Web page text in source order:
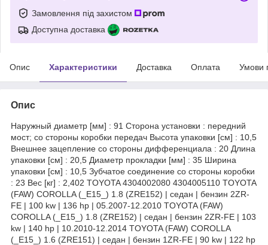
Замовлення під захистом
Доступна доставка
Опис Характеристики Доставка Оплата Умови
Опис
Наружный диаметр [мм] : 91 Сторона установки : передний
мост; со стороны коробки передач Высота упаковки [см] : 10,5
Внешнее зацепление со стороны дифференциала : 20 Длина
упаковки [см] : 20,5 Диаметр прокладки [мм] : 35 Ширина
упаковки [см] : 10,5 Зубчатое соединение со стороны коробки
: 23 Вес [кг] : 2,402 TOYOTA 4304002080 4304005110 TOYOTA
(FAW) COROLLA (_E15_) 1.8 (ZRE152) | седан | бензин 2ZR-
FE | 100 kw | 136 hp | 05.2007-12.2010 TOYOTA (FAW)
COROLLA (_E15_) 1.8 (ZRE152) | седан | бензин 2ZR-FE | 103
kw | 140 hp | 10.2010-12.2014 TOYOTA (FAW) COROLLA
(_E15_) 1.6 (ZRE151) | седан | бензин 1ZR-FE | 90 kw | 122 hp